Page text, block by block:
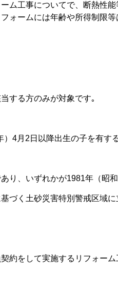
ム工事についてで、断熱性
ォームには年齢や所得制限等
する方のみが対象です｡
4月2日以降出生の子を有す
り、いずれかが1981年（昭
づく土砂災害特別警戒区域に
約をして実施するリフォーム